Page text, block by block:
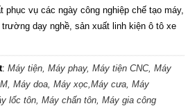
vụ các ngày công nghiệp chế tạo máy,
dạy nghề, sản xuất linh kiện ô tô xe
: Máy tiện, Máy phay, Máy tiện CNC, Máy
Máy doa, Máy xọc,Máy cưa, Máy
lốc tôn, Máy chấn tôn, Máy gia công